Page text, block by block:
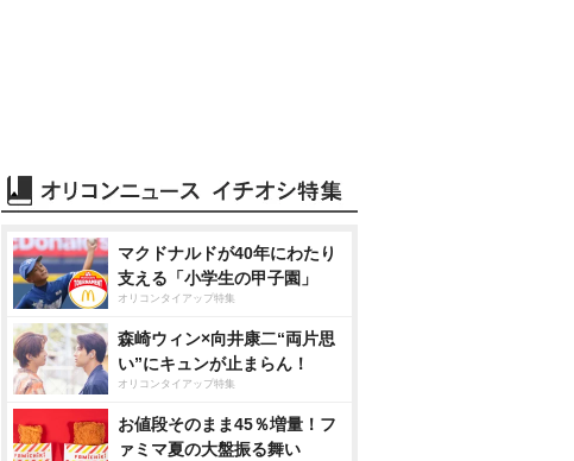
マクドナルドが40年にわたり
支える「小学生の甲子園」
オリコンタイアップ特集
森崎ウィン×向井康二“両片思
い”にキュンが止まらん！
オリコンタイアップ特集
お値段そのまま45％増量！フ
ァミマ夏の大盤振る舞い